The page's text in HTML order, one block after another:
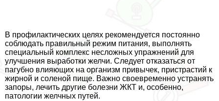
В профилактических целях рекомендуется постоянно
соблюдать правильный режим питания, выполнять
специальный комплекс несложных упражнений для
улучшения выработки желчи. Следует отказаться от
пагубно влияющих на организм привычек, пристрастий к
жирной и соленой пище. Важно своевременно устранять
запоры, лечить другие болезни ЖКТ и, особенно,
патологии желчных путей.